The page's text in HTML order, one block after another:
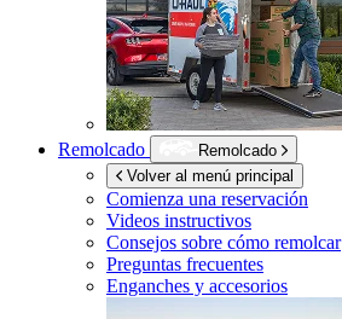
Remolcado
Remolcado
Volver al menú principal
Comienza una reservación
Videos instructivos
Consejos sobre cómo remolcar
Preguntas frecuentes
Enganches y accesorios